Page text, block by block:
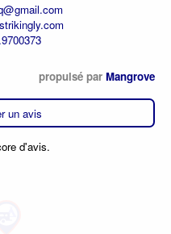
propulsé par Mangrove
un avis
d'avis.